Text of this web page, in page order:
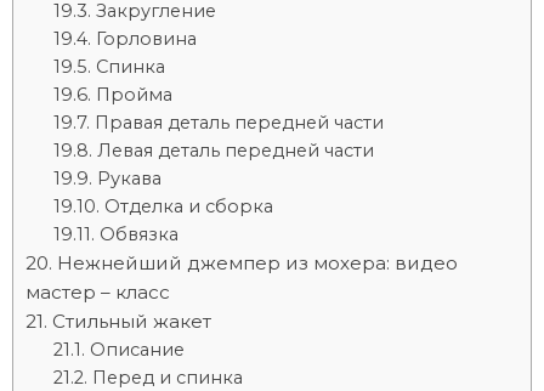
Закругление
Горловина
Спинка
Пройма
Правая деталь передней части
Левая деталь передней части
Рукава
Отделка и сборка
Обвязка
Нежнейший джемпер из мохера: видео
мастер – класс
Стильный жакет
Описание
Перед и спинка